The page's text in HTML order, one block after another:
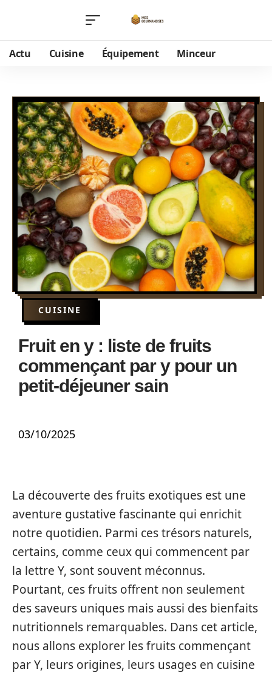
Actu Cuisine Équipement Minceur
CUISINE
Fruit en y : liste de fruits
commençant par y pour un
petit-déjeuner sain
03/10/2025
La découverte des fruits exotiques est une
aventure gustative fascinante qui enrichit
notre quotidien. Parmi ces trésors naturels,
certains, comme ceux qui commencent par
la lettre Y, sont souvent méconnus.
Pourtant, ces fruits offrent non seulement
des saveurs uniques mais aussi des bienfaits
nutritionnels remarquables. Dans cet article,
nous allons explorer les fruits commençant
par Y, leurs origines, leurs usages en cuisine